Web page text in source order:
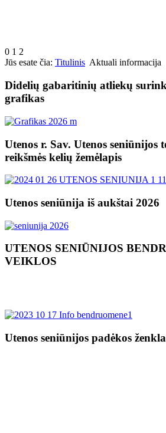
0 1 2
Jūs esate čia: Titulinis Aktuali informacija
Didelių gabaritinių atliekų
grafikas
Utenos r. Sav. Utenos seniūnijos
reikšmės kelių žemėlapis
Utenos seniūnija iš aukštai 2026
UTENOS SENIŪNIJOS
VEIKLOS
Utenos seniūnijos padėkos